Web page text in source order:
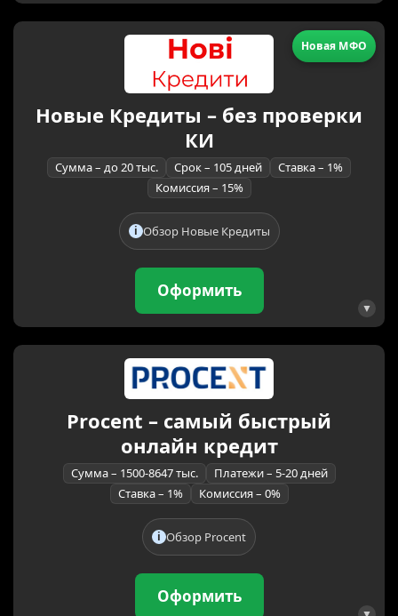
Новая МФО
Новые Кредиты – без проверки
КИ
Сумма – до 20 тыс. Срок – 105 дней
Ставка – 1%
Комиссия – 15%
Обзор Новые Кредиты
Оформить
Procent – самый быстрый
онлайн кредит
Сумма – 1500-8647 тыс.
Платежи – 5-20 дней
Ставка – 1%
Комиссия – 0%
Обзор Procent
Оформить